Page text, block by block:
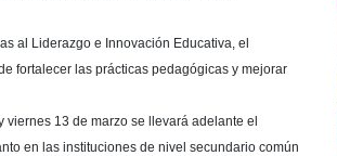
al Liderazgo e Innovación Educativa, el
fortalecer las prácticas pedagógicas y mejorar
13 de marzo se llevará adelante el
en las instituciones de nivel secundario común